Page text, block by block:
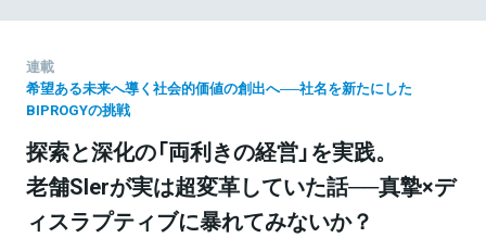
連載
希望ある未来へ導く社会的価値の創出へ──社名を新たにした
BIPROGYの挑戦
探索と深化の「両利きの経営」を実践。
老舗SIerが実は超変革していた話──真摯×デ
ィスラプティブに暴れてみないか？